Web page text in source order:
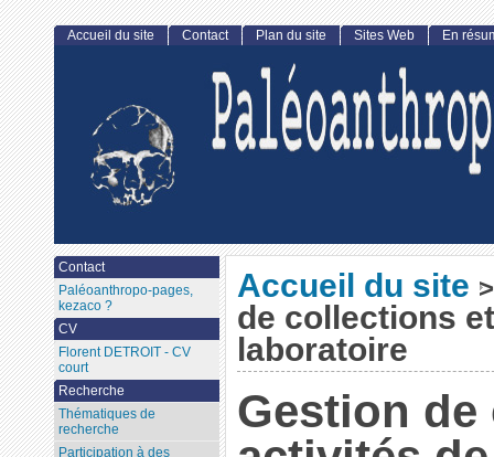
Accueil du site >
de collections
laboratoire
Gestion
Accueil du site Contact Plan du site Sites Web En
Contact
Paléoanthropo-pages,
kezaco ?
CV
Florent DETROIT - CV
court
Recherche
Thématiques de
recherche
Participation à des